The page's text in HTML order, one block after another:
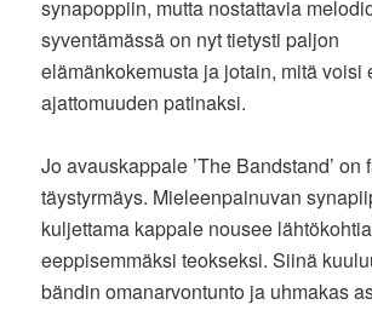
synapoppiin, mutta nostattavia
syventämässä on nyt tietysti paljon
elämänkokemusta ja jotain, mitä voisi
ajattomuuden patinaksi.
Jo avauskappale ’The Bandstand’ on
täystyrmäys. Mieleenpainuvan
kuljettama kappale nousee
eeppisemmäksi teokseksi. Siinä
bändin omanarvontunto ja uhmakas